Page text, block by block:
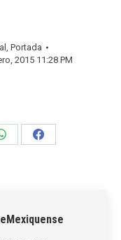
, Portada
2015 11:28 PM
Share
Share